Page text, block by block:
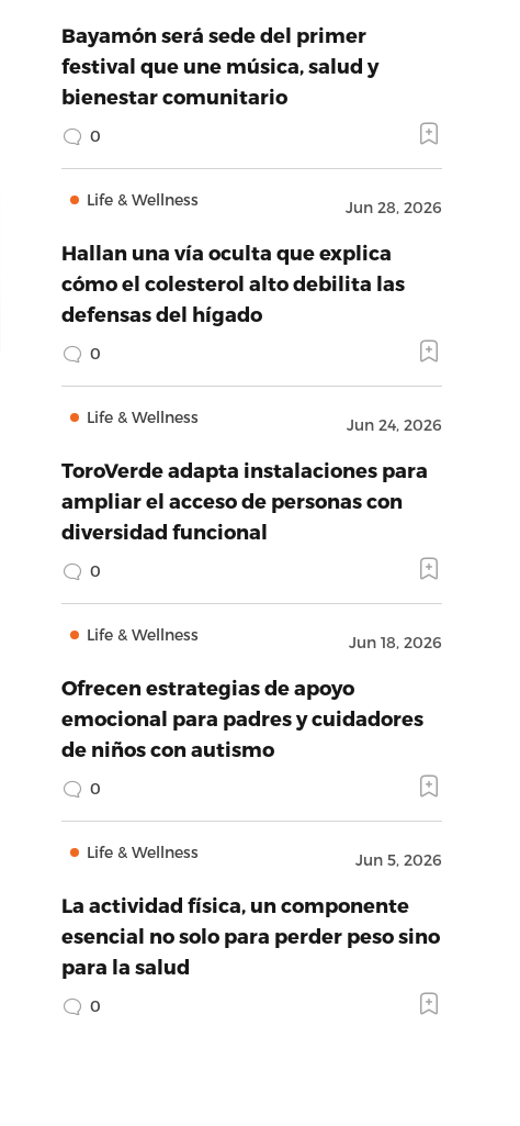
Bayamón será sede del primer
festival que une música, salud y
bienestar comunitario
0
Life & Wellness Jun 28, 2026
Hallan una vía oculta que explica
cómo el colesterol alto debilita las
defensas del hígado
0
Life & Wellness Jun 24, 2026
ToroVerde adapta instalaciones para
ampliar el acceso de personas con
diversidad funcional
0
Life & Wellness Jun 18, 2026
Ofrecen estrategias de apoyo
emocional para padres y cuidadores
de niños con autismo
0
Life & Wellness Jun 5, 2026
La actividad física, un componente
esencial no solo para perder peso sino
para la salud
0